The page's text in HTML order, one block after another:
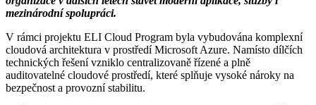
mezinárodní spolupráci.
V rámci projektu ELI Cloud Program byla vybudována komplexní
cloudová architektura v prostředí Microsoft Azure. Namísto dílčích
technických řešení vzniklo centralizovaně řízené a plně
auditovatelné cloudové prostředí, které splňuje vysoké nároky na
bezpečnost a provozní stabilitu.